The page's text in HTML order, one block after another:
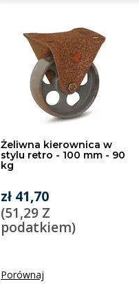
Żeliwna kierownica w
stylu retro - 100 mm - 90
kg
zł 41,70
(51,29 Z
podatkiem)
Porównaj